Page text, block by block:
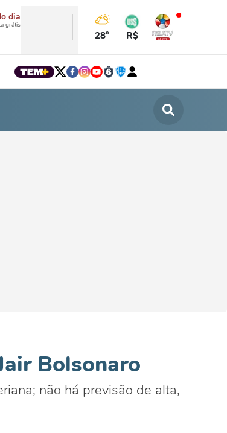
dia
grátis
28° R$
Bolsonaro
não há previsão de alta,